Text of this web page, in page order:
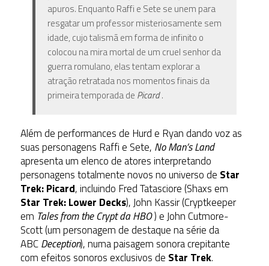
apuros. Enquanto Raffi e Sete se unem para
resgatar um professor misteriosamente sem
idade, cujo talismã em forma de infinito o
colocou na mira mortal de um cruel senhor da
guerra romulano, elas tentam explorar a
atração retratada nos momentos finais da
primeira temporada de Picard.
Além de performances de Hurd e Ryan dando voz as
suas personagens Raffi e Sete, No Man’s Land
apresenta um elenco de atores interpretando
personagens totalmente novos no universo de Star
Trek: Picard, incluindo Fred Tatasciore (Shaxs em
Star Trek: Lower Decks), John Kassir (Cryptkeeper
em Tales from the Crypt da HBO) e John Cutmore-
Scott (um personagem de destaque na série da
ABCDeception), numa paisagem sonora crepitante
com efeitos sonoros exclusivos de Star Trek.